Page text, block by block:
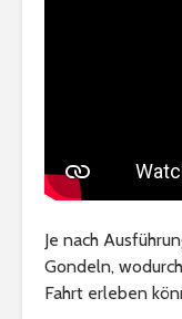
Je nach
Gondeln,
Fahrt erleben